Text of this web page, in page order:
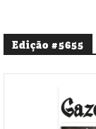
Edição #5655